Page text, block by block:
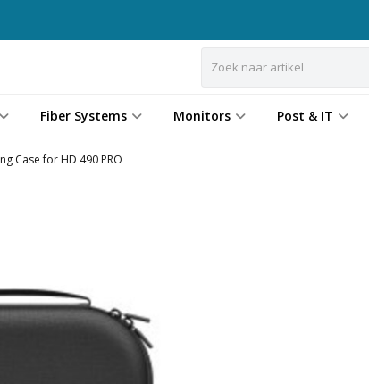
Fiber Systems Monitors Post & IT
Case for HD 490 PRO